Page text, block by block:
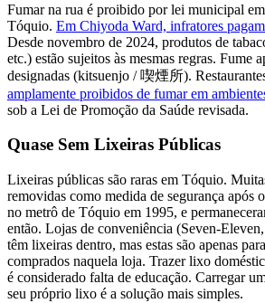
Fumar na rua é proibido por lei municipal
Tóquio. Em Chiyoda Ward, infratores
Desde novembro de 2024, produtos de
etc.) estão sujeitos às mesmas regras. Fume
designadas (kitsuenjo / 喫煙所).
amplamente proibidos de fumar em
sob a Lei de Promoção da Saúde revisada.
Quase Sem Lixeiras Públicas
Lixeiras públicas são raras em Tóquio.
removidas como medida de segurança após
no metrô de Tóquio em 1995, e
então. Lojas de conveniência (Seven-
têm lixeiras dentro, mas estas são apenas
comprados naquela loja. Trazer lixo
é considerado falta de educação. Carregar
seu próprio lixo é a solução mais simples.